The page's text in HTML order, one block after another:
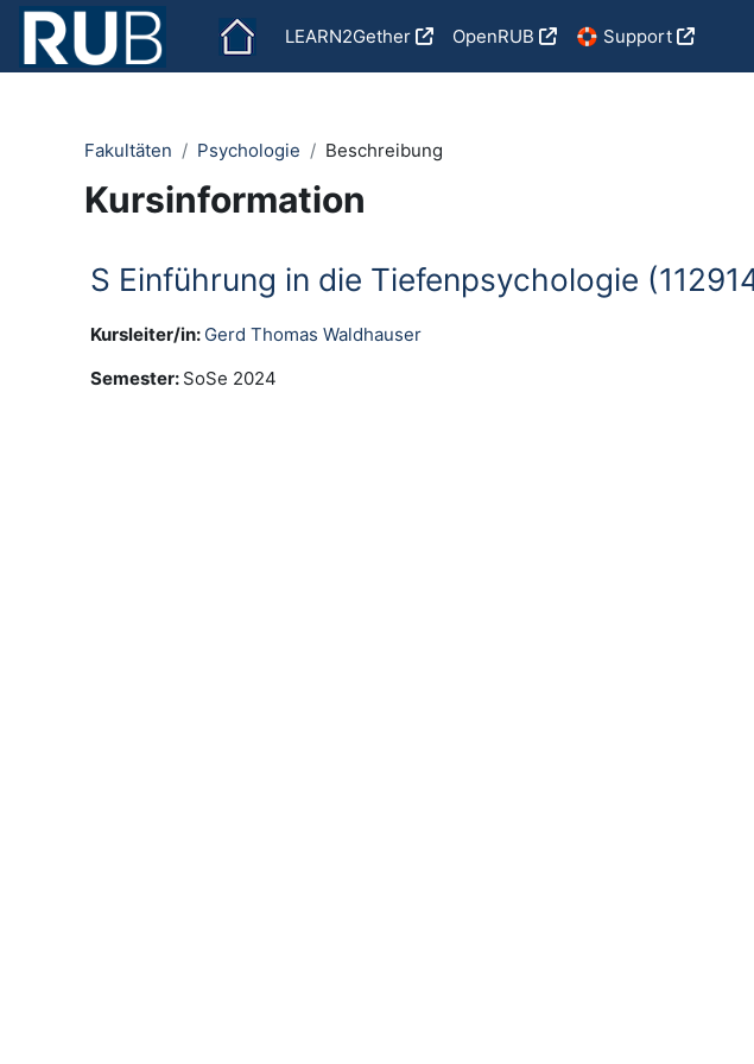
Zum Hauptinhalt
LEARN2Gether
OpenRUB 🛟 Support
Fakultäten Psychologie Beschreibung
Kursinformation
S Einführung in die Tiefenpsychologie
Kursleiter/in: Gerd Thomas Waldhauser
Semester: SoSe 2024